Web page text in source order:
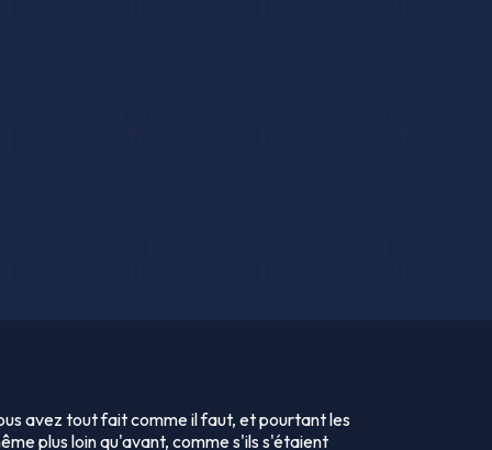
avez tout fait comme il faut, et pourtant les
plus loin qu'avant, comme s'ils s'étaient